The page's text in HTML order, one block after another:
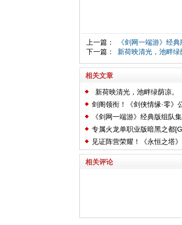
上一篇：
《剑网一端游》经
下一篇：
新荷映清光，池畔绿
相关文章
新荷映清光，池畔绿荫凉。
夏新品上线！
剑阁领衔！《剑侠情缘·零》
机PV曝光
《剑网一端游》经典版组队
山，除寇卫道护江湖！
专属火龙单职业版暗黑之都
见证阵营荣耀！《永恒之塔
赛胜者诞生！
相关评论